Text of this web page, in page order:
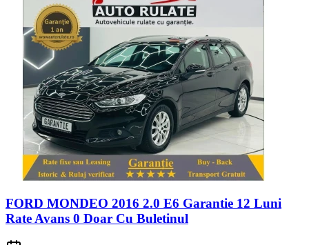
FORD MONDEO 2016 2.0 E6 Garantie 12 Luni
Rate Avans 0 Doar Cu Buletinul